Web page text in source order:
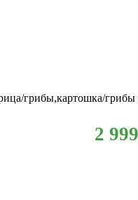
грибы,картошка/
2 999